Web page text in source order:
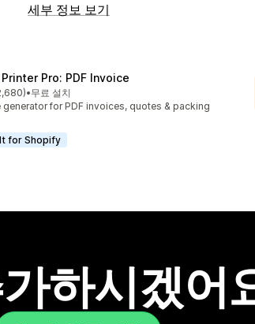
세부 정보 보기
Pro: PDF Invoice
중
2680개
•무료 설치
generator for PDF invoices, quotes & packing
for Shopify
하시겠어